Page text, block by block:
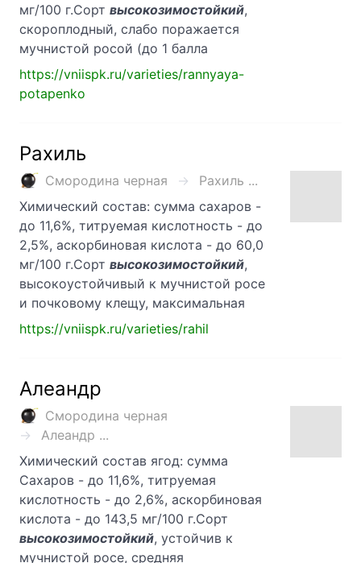
мг/100 г.Сорт высокозимостойкий,
скороплодный, слабо поражается
мучнистой росой (до 1 балла
https://vniispk.ru/varieties/rannyaya-
potapenko
Рахиль
Смородина черная
Рахиль ...
Химический состав: сумма сахаров -
до 11,6%, титруемая кислотность - до
2,5%, аскорбиновая кислота - до 60,0
мг/100 г.Сорт высокозимостойкий,
высокоустойчивый к мучнистой росе
и почковому клещу, максимальная
https://vniispk.ru/varieties/rahil
Алеандр
Смородина черная
Алеандр ...
Химический состав ягод: сумма
Сахаров - до 11,6%, титруемая
кислотность - до 2,6%, аскорбиновая
кислота - до 143,5 мг/100 г.Сорт
высокозимостойкий, устойчив к
мучнистой росе, средняя